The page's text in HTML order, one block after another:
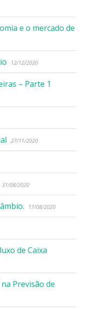
e o mercado de
12/12/2020
– Parte 1
27/11/2020
31/08/2020
17/08/2020
de Caixa
Previsão de